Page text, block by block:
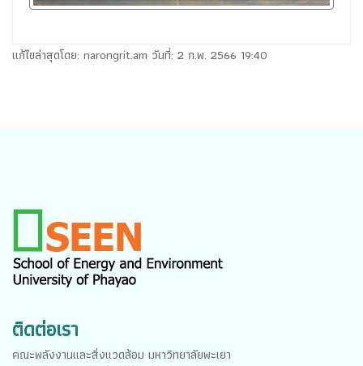
แก้ไขล่าสุดโดย: narongrit.am วันที่: 2 ก.พ. 2566 19:40
ติดต่อเรา
คณะพลังงานและสิ่งแวดล้อม มหาวิทยาลัยพะเยา